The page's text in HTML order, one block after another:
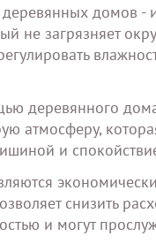
домов -
не загрязняет
деревянного
атмосферу,
и
снизить
и могут